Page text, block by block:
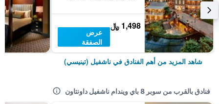
1,498 ﷼
عرض
الصفقة
شاهد المزيد من أهم الفنادق في ناشفيل (تينيسي)
فنادق بالقرب من سوبر 8 باي ويندام ناشفيل داونتاون